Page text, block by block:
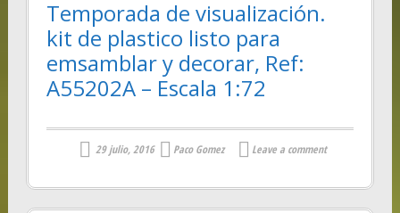
Temporada de visualización.
kit de plastico listo para
emsamblar y decorar, Ref:
A55202A – Escala 1:72
29 julio, 2016 Paco Gomez Leave a comment